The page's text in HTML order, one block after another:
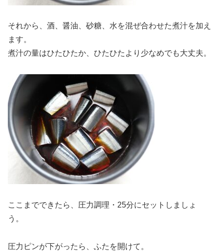
それから、酒、醤油、砂糖、水を混ぜ合わせた煮汁を加え
ます。
煮汁の量はひたひたか、ひたひたより少なめでも大丈夫。
ここまでできたら、圧力調理・25分にセットしましょ
う。
圧力ピンが下がったら、ふたを開けて。